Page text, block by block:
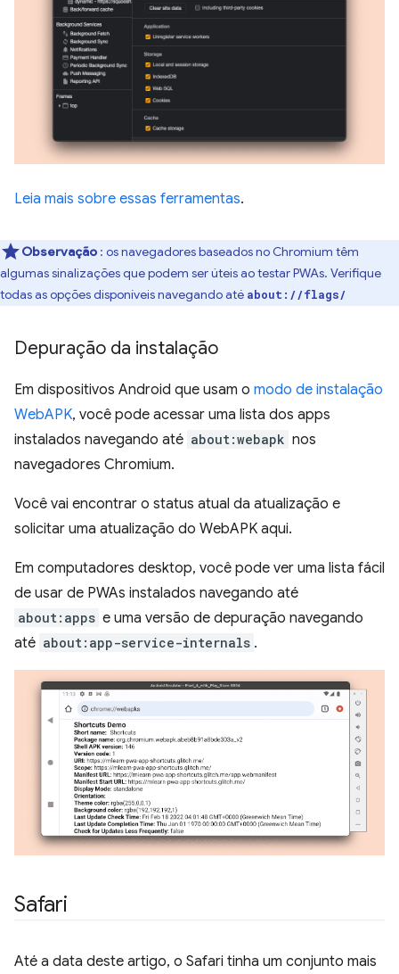
Leia mais sobre essas ferramentas.
Observação : os navegadores baseados no Chromium têm
algumas sinalizações que podem ser úteis ao testar PWAs. Verifique
todas as opções disponíveis navegando até about://flags/
Depuração da instalação
Em dispositivos Android que usam o modo de instalação
WebAPK, você pode acessar uma lista dos apps
instalados navegando até about:webapk nos
navegadores Chromium.
Você vai encontrar o status atual da atualização e
solicitar uma atualização do WebAPK aqui.
Em computadores desktop, você pode ver uma lista fácil
de usar de PWAs instalados navegando até
about:apps e uma versão de depuração navegando
até about:app-service-internals .
Safari
Até a data deste artigo, o Safari tinha um conjunto mais